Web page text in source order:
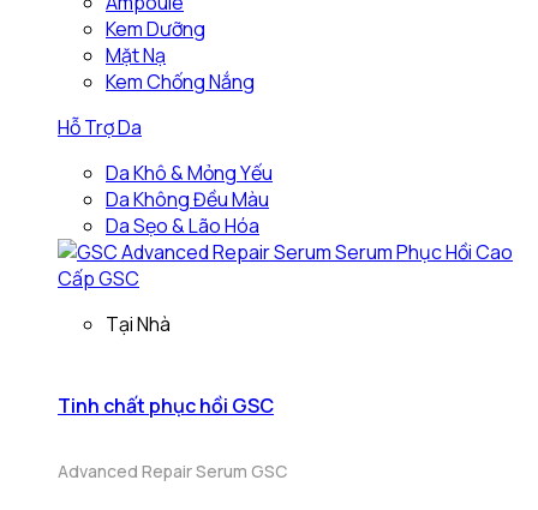
Kem Dưỡng
Mặt Nạ
Kem Chống Nắng
Hỗ Trợ Da
Da Khô & Mỏng Yếu
Da Không Đều Màu
Da Sẹo & Lão Hóa
Tại Nhà
Tinh chất phục hồi GSC
Advanced Repair Serum GSC